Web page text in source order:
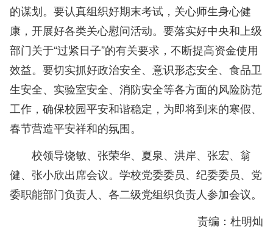
的谋划。要认真组织好期末考试，关心师生身心健
康，开展好各类关心慰问活动。要落实好中央和上级
部门关于“过紧日子”的有关要求，不断提高资金使用
效益。要切实抓好政治安全、意识形态安全、食品卫
生安全、实验室安全、消防安全等各方面的风险防范
工作，确保校园平安和谐稳定，为即将到来的寒假、
春节营造平安祥和的氛围。
校领导饶敏、张荣华、夏泉、洪岸、张宏、翁
健、张小欣出席会议。学校党委委员、纪委委员、党
委职能部门负责人、各二级党组织负责人参加会议。
责编：杜明灿